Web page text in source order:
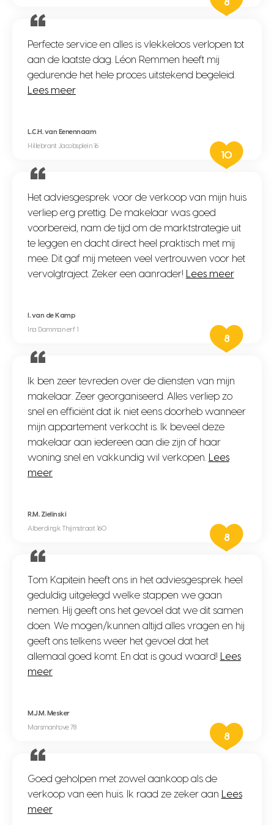
8
Perfecte service en alles is vlekkeloos verlopen tot
aan de laatste dag. Léon Remmen heeft mij
gedurende het hele proces uitstekend begeleid.
Lees meer
L.C.H. van Eenennaam
Hillebrant Jacobsplein 16
10
Het adviesgesprek voor de verkoop van mijn huis
verliep erg prettig. De makelaar was goed
voorbereid, nam de tijd om de marktstrategie uit
te leggen en dacht direct heel praktisch met mij
mee. Dit gaf mij meteen veel vertrouwen voor het
vervolgtraject. Zeker een aanrader!
Lees meer
I. van de Kamp
Ina Damman erf 1
8
Ik ben zeer tevreden over de diensten van mijn
makelaar. Zeer georganiseerd. Alles verliep zo
snel en efficiënt dat ik niet eens doorheb wanneer
mijn appartement verkocht is. Ik beveel deze
makelaar aan iedereen aan die zijn of haar
woning snel en vakkundig wil verkopen.
Lees
meer
R.M. Zielinski
Alberdingk Thijmstraat 160
8
Tom Kapitein heeft ons in het adviesgesprek heel
geduldig uitgelegd welke stappen we gaan
nemen. Hij geeft ons het gevoel dat we dit samen
doen. We mogen/kunnen altijd alles vragen en hij
geeft ons telkens weer het gevoel dat het
allemaal goed komt. En dat is goud waard!
Lees
meer
M.J.M. Mesker
Marsmanhove 78
8
Goed geholpen met zowel aankoop als de
verkoop van een huis. Ik raad ze zeker aan
Lees
meer